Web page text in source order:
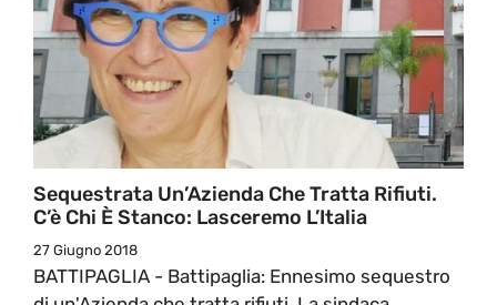
Sequestrata Un’Azienda Che Tratta Rifiuti.
C’è Chi È Stanco: Lasceremo L’Italia
27 Giugno 2018
BATTIPAGLIA - Battipaglia: Ennesimo sequestro